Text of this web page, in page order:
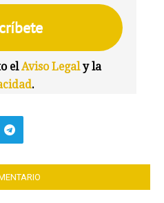
elAviso Legaly la
.